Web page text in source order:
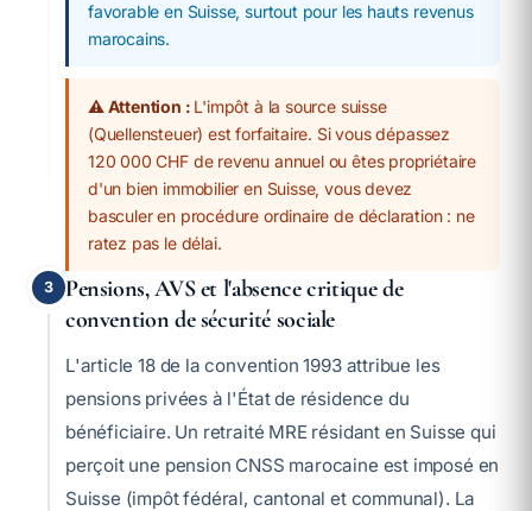
favorable en Suisse, surtout pour les hauts revenus
marocains.
⚠️ Attention : L'impôt à la source suisse
(Quellensteuer) est forfaitaire. Si vous dépassez
120 000 CHF de revenu annuel ou êtes propriétaire
d'un bien immobilier en Suisse, vous devez
basculer en procédure ordinaire de déclaration : ne
ratez pas le délai.
3
Pensions, AVS et l'absence critique de
convention de sécurité sociale
L'article 18 de la convention 1993 attribue les
pensions privées à l'État de résidence du
bénéficiaire. Un retraité MRE résidant en Suisse qui
perçoit une pension CNSS marocaine est imposé en
Suisse (impôt fédéral, cantonal et communal). La